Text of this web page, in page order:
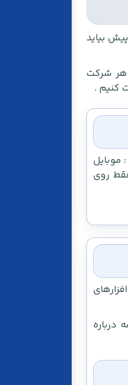
بیاید
هر شرکت
کنیم .
موبایل
روی
درباره